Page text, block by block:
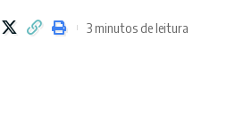
3 minutos de leitura